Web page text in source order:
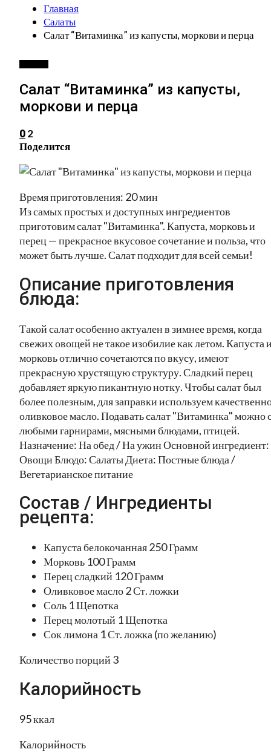
Главная
Салаты
Салат “Витаминка” из капусты, моркови и перца
Салат “Витаминка” из капусты,
моркови и перца
0 2
Поделится
Время приготовления: 20 мин
Из самых простых и доступных ингредиентов
приготовим салат "Витаминка". Капуста, морковь и
перец — прекрасное вкусовое сочетание и польза, что
может быть лучше. Салат подходит для всей семьи!
Описание приготовления
блюда:
Такой салат особенно актуален в зимнее время, когда
свежих овощей не такое изобилие как летом. Капуста
морковь отлично сочетаются по вкусу, имеют
прекрасную хрустящую структуру. Сладкий перец
добавляет яркую пикантную нотку. Чтобы салат был
более полезным, для заправки используем
оливковое масло. Подавать салат "Витаминка" можно
любыми гарнирами, мясными блюдами, птицей.
Назначение: На обед / На ужин Основной ингредиент:
Овощи Блюдо: Салаты Диета: Постные блюда /
Вегетарианское питание
Состав / Ингредиенты
рецепта:
Капуста белокочанная 250 Грамм
Морковь 100 Грамм
Перец сладкий 120 Грамм
Оливковое масло 2 Ст. ложки
Соль 1 Щепотка
Перец молотый 1 Щепотка
Сок лимона 1 Ст. ложка (по желанию)
Количество порций 3
Калорийность
95 ккал
Калорийность